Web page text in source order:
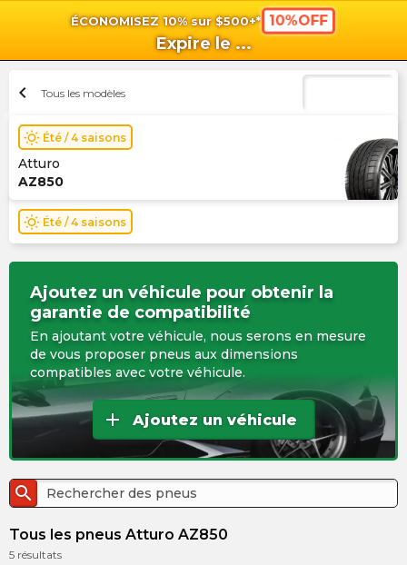
ÉCONOMISEZ 10% sur $500+* 10%OFF
Expire le ...
chevron_left Tous les modèles
wb_sunny Été / 4 saisons
Atturo
AZ850
wb_sunny Été / 4 saisons
Ajoutez un véhicule pour obtenir la
garantie de compatibilité
En ajoutant votre véhicule, nous serons en mesure
de vous proposer pneus aux dimensions
compatibles avec votre véhicule.
add Ajoutez un véhicule
search
Tous les pneus Atturo AZ850
5 résultats